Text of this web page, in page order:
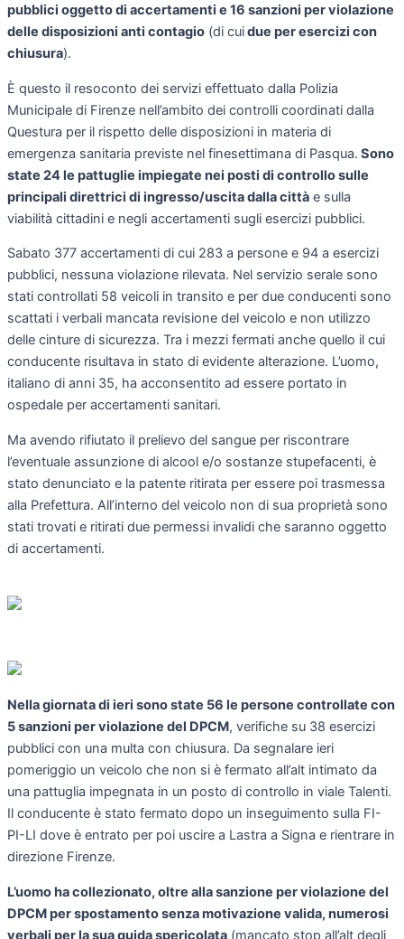
pubblici oggetto di accertamenti e 16 sanzioni per violazione
delle disposizioni anti contagio (di cuidue per esercizi con
chiusura).
È questo il resoconto dei servizi effettuato dalla Polizia
Municipale di Firenze nell’ambito dei controlli coordinati dalla
Questura per il rispetto delle disposizioni in materia di
emergenza sanitaria previste nel finesettimana di Pasqua. Sono
state 24 le pattuglie impiegate nei posti di controllo sulle
principali direttrici di ingresso/uscita dalla città e sulla
viabilità cittadini e negli accertamenti sugli esercizi pubblici.
Sabato 377 accertamenti di cui 283 a persone e 94 a esercizi
pubblici, nessuna violazione rilevata. Nel servizio serale sono
stati controllati 58 veicoli in transito e per due conducenti sono
scattati i verbali mancata revisione del veicolo e non utilizzo
delle cinture di sicurezza. Tra i mezzi fermati anche quello il cui
conducente risultava in stato di evidente alterazione. L’uomo,
italiano di anni 35, ha acconsentito ad essere portato in
ospedale per accertamenti sanitari.
Ma avendo rifiutato il prelievo del sangue per riscontrare
l’eventuale assunzione di alcool e/o sostanze stupefacenti, è
stato denunciato e la patente ritirata per essere poi trasmessa
alla Prefettura. All’interno del veicolo non di sua proprietà sono
stati trovati e ritirati due permessi invalidi che saranno oggetto
di accertamenti.
Nella giornata di ieri sono state 56 le persone controllate con
5 sanzioni per violazione del DPCM, verifiche su 38 esercizi
pubblici con una multa con chiusura. Da segnalare ieri
pomeriggio un veicolo che non si è fermato all’alt intimato da
una pattuglia impegnata in un posto di controllo in viale Talenti.
Il conducente è stato fermato dopo un inseguimento sulla FI-
PI-LI dove è entrato per poi uscire a Lastra a Signa e rientrare in
direzione Firenze.
L’uomo ha collezionato, oltre alla sanzione per violazione del
DPCM per spostamento senza motivazione valida, numerosi
verbali per la sua guida spericolata (mancato stop all’alt degli